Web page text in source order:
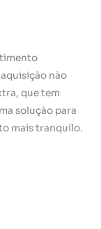
não
que tem
solução para
mais tranquilo.